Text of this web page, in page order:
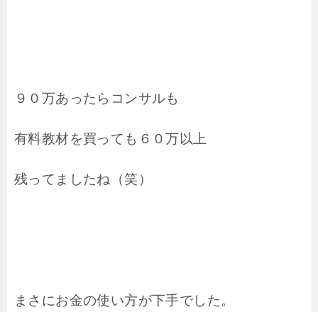
９０万あったらコンサルも
有料教材を買っても６０万以上
残ってましたね（笑）
まさにお金の使い方が下手でした。